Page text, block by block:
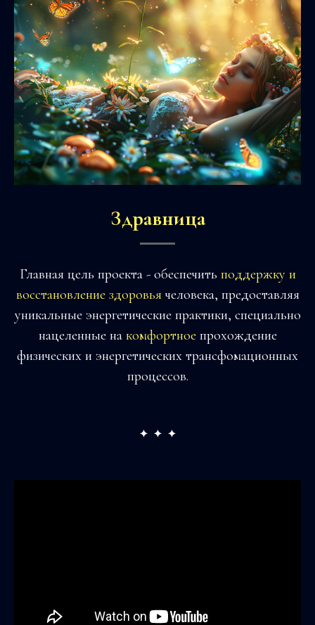
Здравница
Главная цель проекта - обеспечить поддержку и
восстановление здоровья человека, предоставляя
уникальные энергетические практики, специально
нацеленные на комфортноепрохождение
физических и энергетических трансфомационных
процессов.